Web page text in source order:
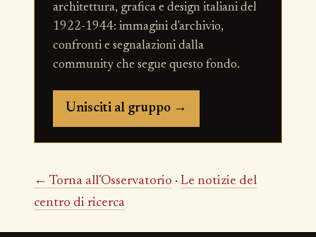
architettura, grafica e design italiani del
1922-1944: immagini d'archivio,
confronti e segnalazioni dalla
community che segue questo fondo.
Unisciti al gruppo →
← Torna all'Osservatorio · Le notizie del
centro di ricerca